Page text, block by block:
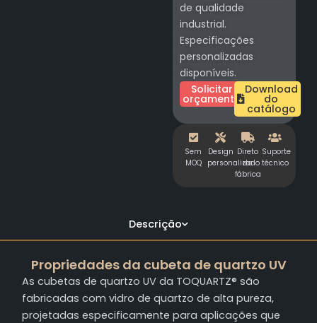
de qualidade
industrial.
Especificações
personalizadas
disponíveis.
Solicitar
orçamento
Download
do
catálogo
Sem
MOQ
Design
personalizado
Direto
da
fábrica
Suporte
técnico
Descrição
Propriedades da cubeta de quartzo UV
As cubetas de quartzo UV da TOQUARTZ® são
fabricadas com vidro de quartzo de alta pureza,
projetadas especificamente para aplicações que